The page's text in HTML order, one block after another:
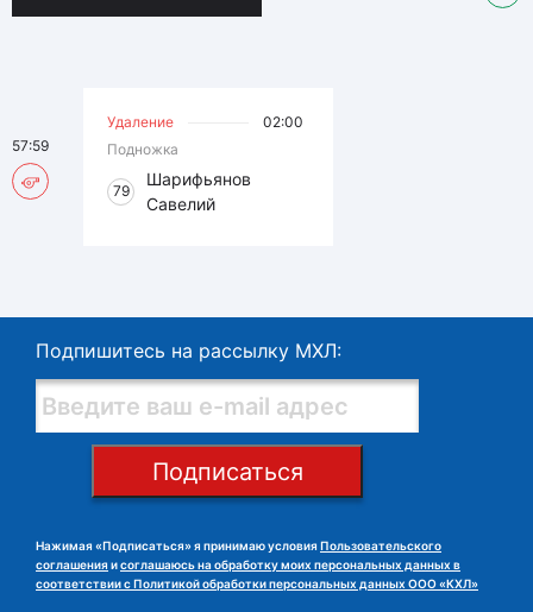
Удаление
02:00
Подножка
79
Шарифьянов
Савелий
57:59
Подпишитесь на рассылку МХЛ:
Подписаться
Нажимая «Подписаться» я принимаю условия Пользовательского
соглашения исоглашаюсь на обработку моих персональных данных в
соответствии с Политикой обработки персональных данных ООО «КХЛ»